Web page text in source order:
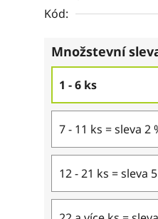
Kód:
Množstevní
1 - 6 ks
7 - 11 ks = sleva 2
12 - 21 ks = sleva